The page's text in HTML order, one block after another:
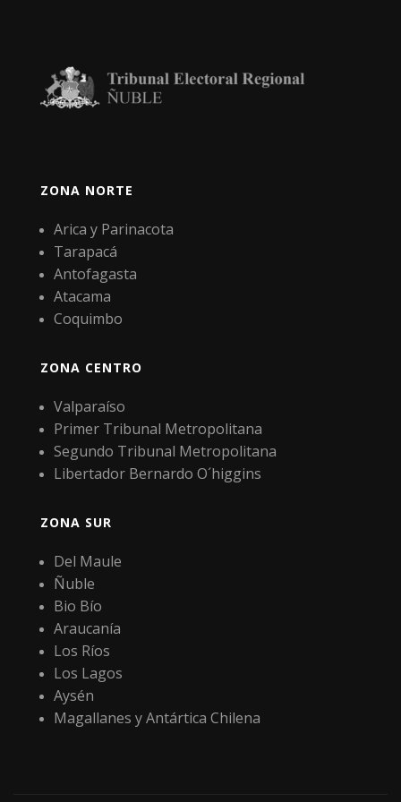
ZONA NORTE
Arica y Parinacota
Tarapacá
Antofagasta
Atacama
Coquimbo
ZONA CENTRO
Valparaíso
Primer Tribunal Metropolitana
Segundo Tribunal Metropolitana
Libertador Bernardo O´higgins
ZONA SUR
Del Maule
Ñuble
Bio Bío
Araucanía
Los Ríos
Los Lagos
Aysén
Magallanes y Antártica Chilena